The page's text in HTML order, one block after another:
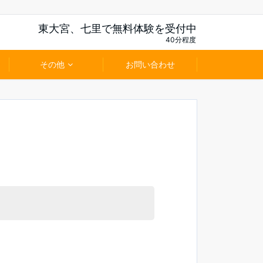
東大宮、七里で無料体験を受付中
40分程度
その他 お問い合わせ